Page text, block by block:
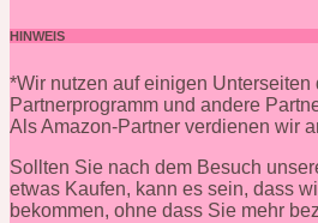
HINWEIS
*Wir nutzen auf einigen Unterseiten
Partnerprogramm und andere
Als Amazon-Partner verdienen wir
Sollten Sie nach dem Besuch
etwas Kaufen, kann es sein, dass
bekommen, ohne dass Sie mehr